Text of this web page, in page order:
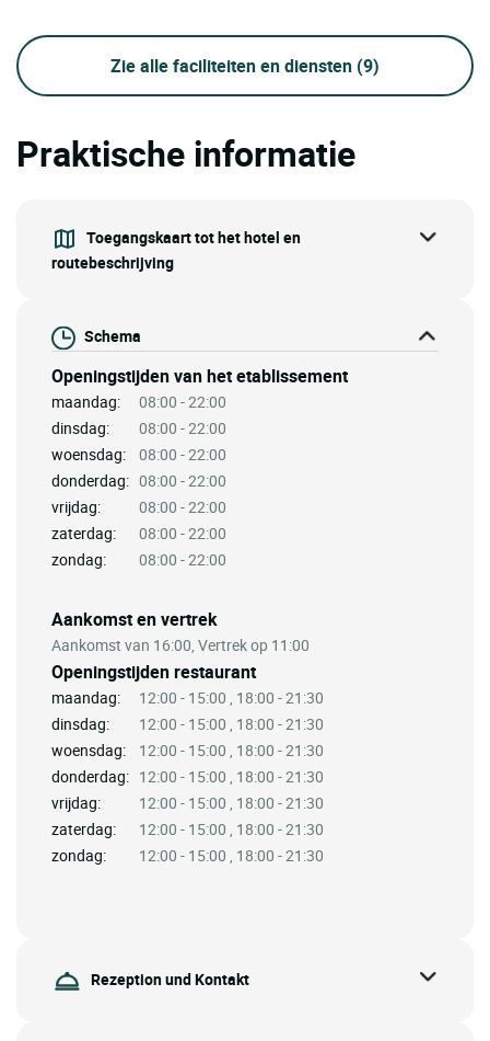
Zie alle faciliteiten en diensten (9)
Praktische informatie
Toegangskaart tot het hotel en
routebeschrijving
Schema
Openingstijden van het etablissement
maandag:
08:00 - 22:00
dinsdag:
08:00 - 22:00
woensdag:
08:00 - 22:00
donderdag: 08:00 - 22:00
vrijdag:
08:00 - 22:00
zaterdag:
08:00 - 22:00
zondag:
08:00 - 22:00
Aankomst en vertrek
Aankomst van 16:00, Vertrek op 11:00
Openingstijden restaurant
maandag:
12:00 - 15:00 , 18:00 - 21:30
dinsdag:
12:00 - 15:00 , 18:00 - 21:30
woensdag:
12:00 - 15:00 , 18:00 - 21:30
donderdag: 12:00 - 15:00 , 18:00 - 21:30
vrijdag:
12:00 - 15:00 , 18:00 - 21:30
zaterdag:
12:00 - 15:00 , 18:00 - 21:30
zondag:
12:00 - 15:00 , 18:00 - 21:30
Rezeption und Kontakt